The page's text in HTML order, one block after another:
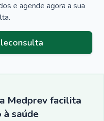
e agende agora a sua
Medprev facilita
à saúde